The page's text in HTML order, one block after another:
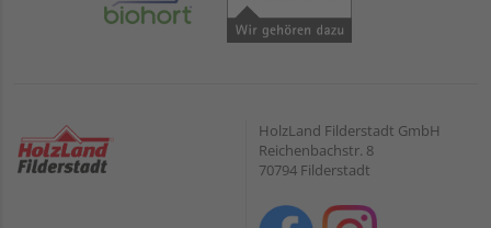
HolzLand Filderstadt GmbH
Reichenbachstr. 8
70794 Filderstadt